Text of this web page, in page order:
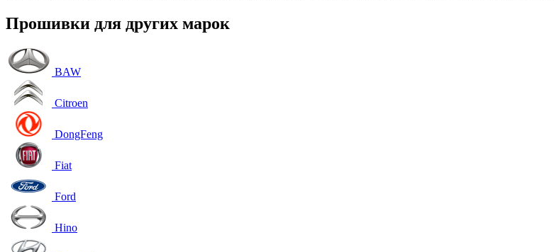
Прошивки для других марок
BAW
Citroen
DongFeng
Fiat
Ford
Hino